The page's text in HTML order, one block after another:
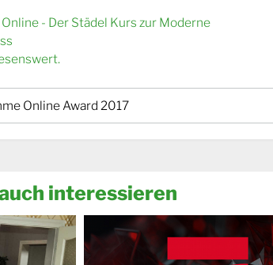
- Der Städel Kurs zur Moderne
Online Award 2017
interessieren